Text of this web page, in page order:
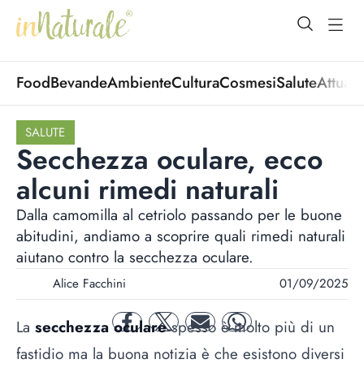
open
FoodBevandeAmbienteCulturaCosmesiSalute
SALUTE
Secchezza oculare, ecco
alcuni rimedi naturali
Dalla camomilla al cetriolo passando per le buone
abitudini, andiamo a scoprire quali rimedi naturali
aiutano contro la secchezza oculare.
Alice Facchini 01/09/2025
facebooktwitter mail whatsapp
La secchezza ocularespesso è molto più di un
fastidio ma la buona notizia è che esistono diversi